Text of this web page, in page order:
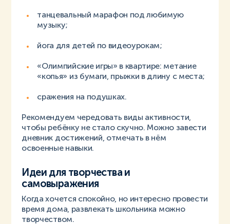
танцевальный марафон под любимую
музыку;
йога для детей по видеоурокам;
«Олимпийские игры» в квартире: метание
«копья» из бумаги, прыжки в длину с места;
сражения на подушках.
Рекомендуем чередовать виды активности,
чтобы ребёнку не стало скучно. Можно завести
дневник достижений, отмечать в нём
освоенные навыки.
Идеи для творчества и
самовыражения
Когда хочется спокойно, но интересно провести
время дома, развлекать школьника можно
творчеством.